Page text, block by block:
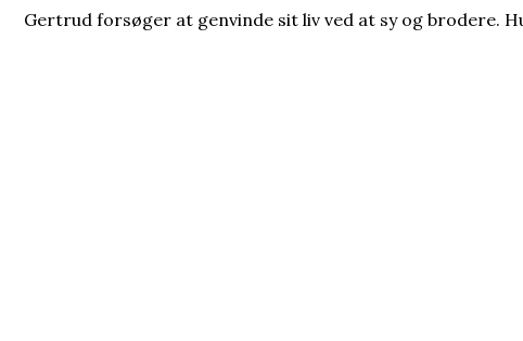
Gertrud forsøger at genvinde sit liv ved at sy og brodere.